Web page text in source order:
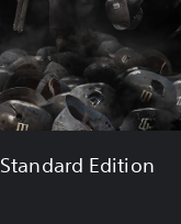
Standard Edition